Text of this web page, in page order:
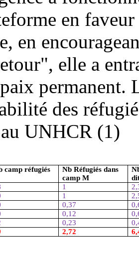
en
en
elle a
permanent.
des
UNHCR (1)
camp réfugiés
Nb Réfugiés dans
camp M
1
1
0,37
0,12
0,23
2,72